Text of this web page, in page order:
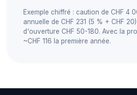
Exemple chiffré : caution de CHF 4
annuelle de CHF 231 (5 % + CHF
d'ouverture CHF 50-180. Avec la
~CHF 116 la première année.